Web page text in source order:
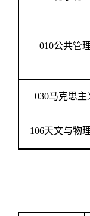
010公共管
030马克思主
106天文与物